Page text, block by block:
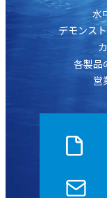
水
デモンス
各製品
営